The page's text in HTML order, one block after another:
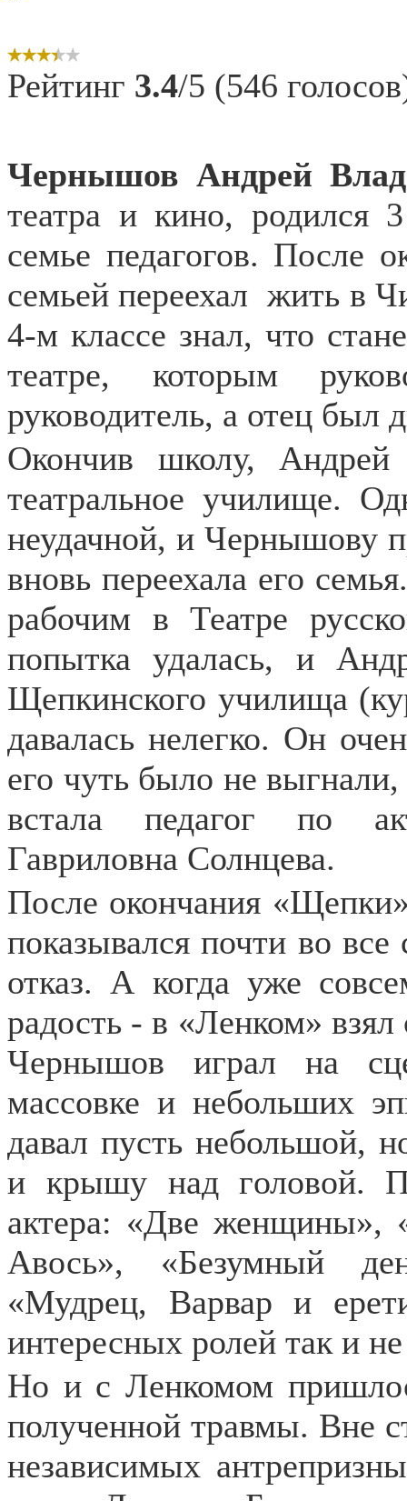
Рейтинг 3.4/5 (546
Чернышов Андрей
театра и кино, родился
семье педагогов. После
семьей переехал жить в
4-м классе знал, что
театре, которым
руководитель, а отец был
Окончив школу,
театральное училище.
неудачной, и Чернышову
вновь переехала его
рабочим в Театре
попытка удалась, и
Щепкинского училища
давалась нелегко. Он
его чуть было не
встала педагог по
Гавриловна Солнцева.
После окончания
показывался почти во
отказ. А когда уже
радость - в «Ленком»
Чернышов играл на
массовке и небольших
давал пусть небольшой,
и крышу над головой.
актера: «Две женщины»,
Авось», «Безумный
«Мудрец, Варвар и
интересных ролей так и
Но и с Ленкомом
полученной травмы. Вне
независимых